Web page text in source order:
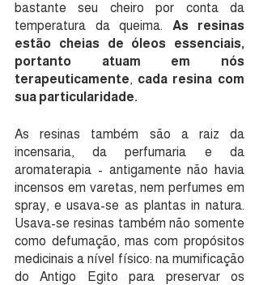
bastante seu cheiro por conta da
temperatura da queima. As resinas
estão cheias de óleos essenciais,
portanto atuam em nós
terapeuticamente, cada resina com
sua particularidade.
As resinas também são a raiz da
incensaria, da perfumaria e da
aromaterapia - antigamente não havia
incensos em varetas, nem perfumes em
spray, e usava-se as plantas in natura.
Usava-se resinas também não somente
como defumação, mas com propósitos
medicinais a nível físico: na mumificação
do Antigo Egito para preservar os